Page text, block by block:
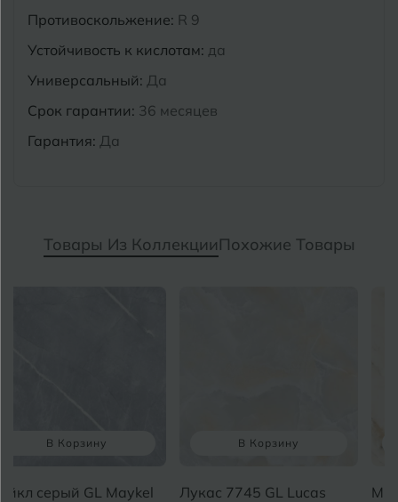
Противоскольжение: R 9
Устойчивость к кислотам: да
Универсальный: Да
Срок гарантии: 36 месяцев
Гарантия: Да
Товары Из КоллекцииПохожие Товары
В Корзину
серый GL Maykel
В Корзину
Лукас 7745 GL Lucas